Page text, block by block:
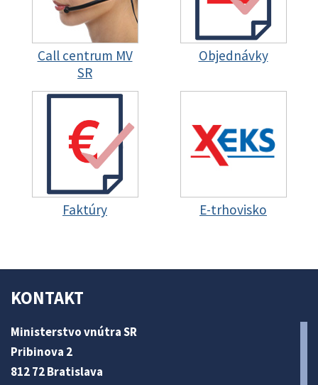
Call centrum MV
SR
Objednávky
Faktúry E-trhovisko
KONTAKT
Ministerstvo vnútra SR
Pribinova 2
812 72 Bratislava